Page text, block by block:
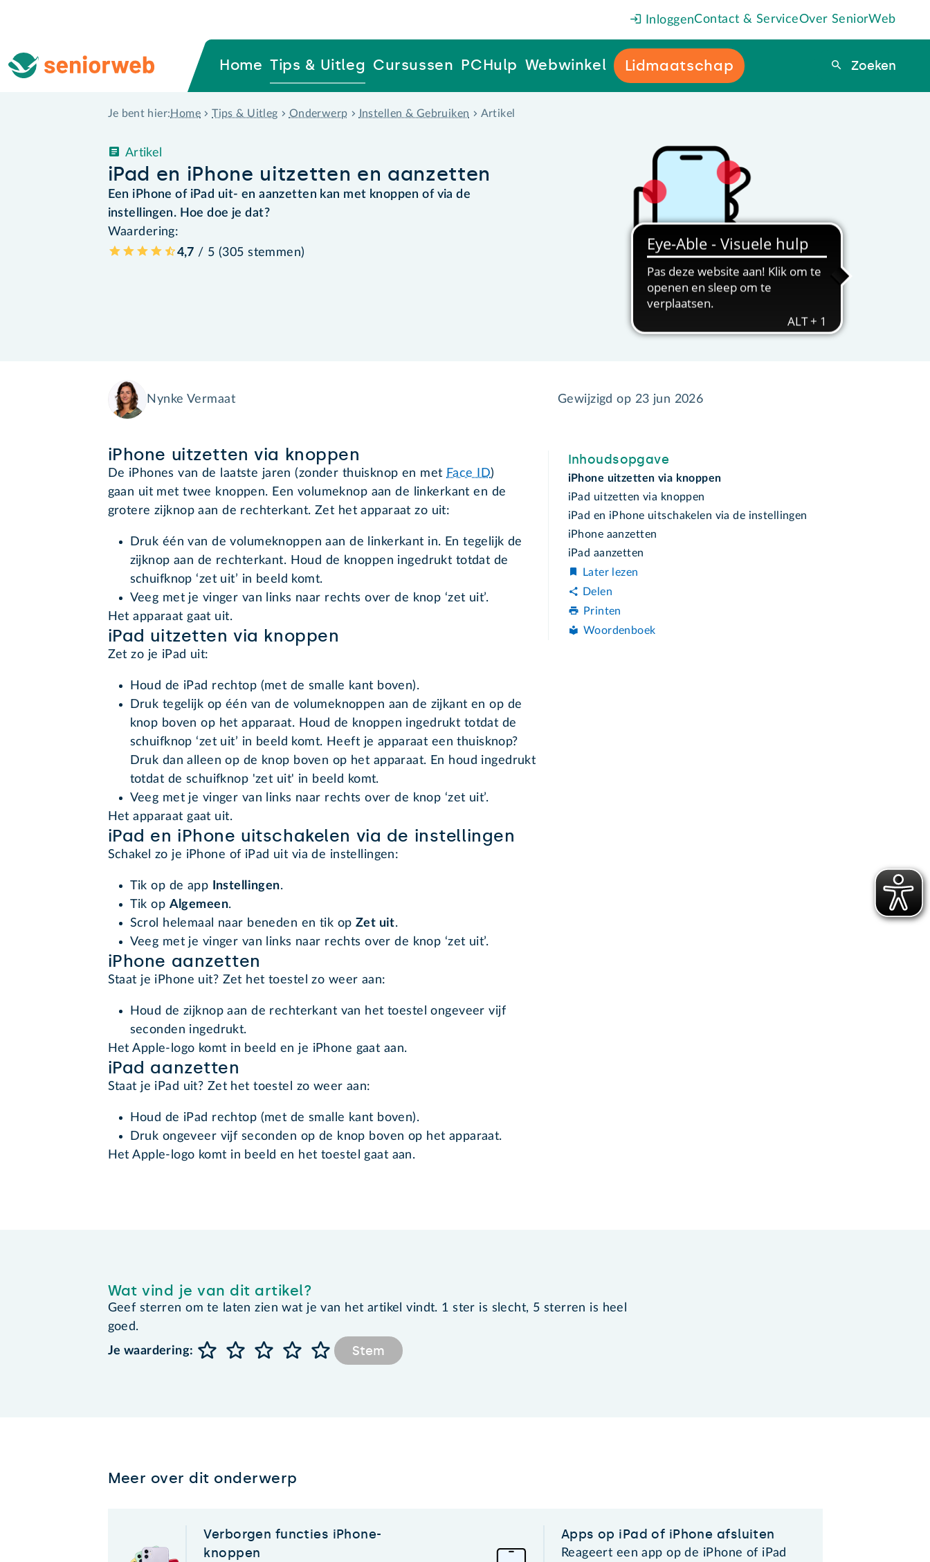
InloggenContact & ServiceOver SeniorWeb
Home Tips & Uitleg Cursussen PCHulp Webwinkel Lidmaatschap Zoeken
Zoeken
Je bent hier: Home Tips & Uitleg Onderwerp Instellen & Gebruiken Artikel
iPad en iPhone uitzetten en aanzetten
Artikel
Een iPhone of iPad uit- en aanzetten kan met knoppen of via de
instellingen. Hoe doe je dat?
Waardering:
4,7 / 5 (305 stemmen)
Nynke Vermaat Gewijzigd op 23 jun 2026
iPhone uitzetten via knoppen
De iPhones van de laatste jaren (zonder thuisknop en met Face ID)
gaan uit met twee knoppen. Een volumeknop aan de linkerkant en de
grotere zijknop aan de rechterkant. Zet het apparaat zo uit:
Druk één van de volumeknoppen aan de linkerkant in. En tegelijk de
zijknop aan de rechterkant. Houd de knoppen ingedrukt totdat de
schuifknop ‘zet uit’ in beeld komt.
Veeg met je vinger van links naar rechts over de knop ‘zet uit’.
Het apparaat gaat uit.
iPad uitzetten via knoppen
Zet zo je iPad uit:
Houd de iPad rechtop (met de smalle kant boven).
Druk tegelijk op één van de volumeknoppen aan de zijkant en op de
knop boven op het apparaat. Houd de knoppen ingedrukt totdat de
schuifknop ‘zet uit’ in beeld komt. Heeft je apparaat een thuisknop?
Druk dan alleen op de knop boven op het apparaat. En houd ingedrukt
totdat de schuifknop 'zet uit' in beeld komt.
Veeg met je vinger van links naar rechts over de knop ‘zet uit’.
Het apparaat gaat uit.
iPad en iPhone uitschakelen via de instellingen
Schakel zo je iPhone of iPad uit via de instellingen:
Tik op de app Instellingen.
Tik op Algemeen.
Scrol helemaal naar beneden en tik op Zet uit.
Veeg met je vinger van links naar rechts over de knop ‘zet uit’.
iPhone aanzetten
Staat je iPhone uit? Zet het toestel zo weer aan:
Houd de zijknop aan de rechterkant van het toestel ongeveer vijf
seconden ingedrukt.
Het Apple-logo komt in beeld en je iPhone gaat aan.
iPad aanzetten
Staat je iPad uit? Zet het toestel zo weer aan:
Houd de iPad rechtop (met de smalle kant boven).
Druk ongeveer vijf seconden op de knop boven op het apparaat.
Het Apple-logo komt in beeld en het toestel gaat aan.
Inhoudsopgave
iPhone uitzetten via knoppen
iPad uitzetten via knoppen
iPad en iPhone uitschakelen via de instellingen
iPhone aanzetten
iPad aanzetten
Later lezen
Delen
Printen
Woordenboek
Wat vind je van dit artikel?
Geef sterren om te laten zien wat je van het artikel vindt. 1 ster is slecht, 5 sterren is heel
goed.
Je waardering:
Stem
Meer over dit onderwerp
Verborgen functies iPhone-
knoppen
Apps op iPad of iPhone afsluiten
Reageert een app op de iPhone of iPad